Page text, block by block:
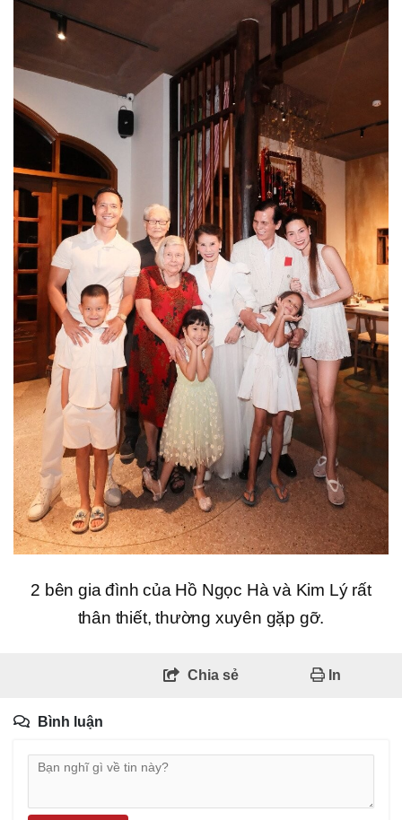
2 bên gia đình của Hồ Ngọc Hà và Kim Lý rất
thân thiết, thường xuyên gặp gỡ.
Chia sẻ In
Bình luận